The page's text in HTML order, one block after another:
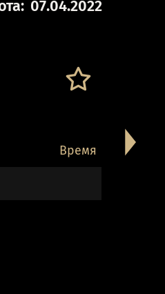
07.04.2022
Время